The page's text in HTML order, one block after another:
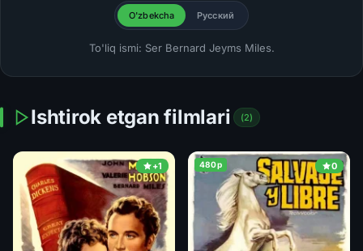
O'zbekcha Русский
To'liq ismi: Ser Bernard Jeyms Miles.
Ishtirok etgan filmlari (2)
+1 0
480p